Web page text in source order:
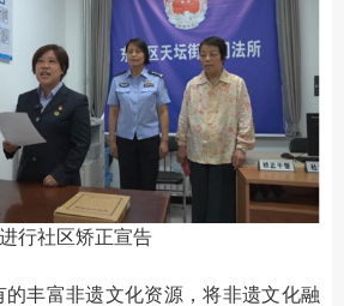
进行社区矫正宣告
丰富非遗文化资源，将非遗文化融